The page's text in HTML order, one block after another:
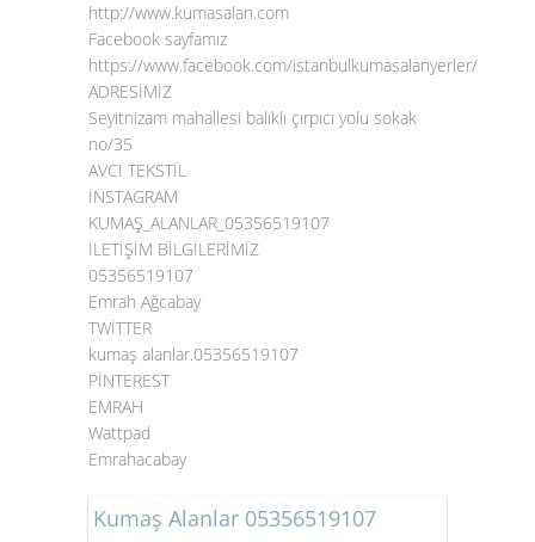
http://www.kumasalan.com
Facebook sayfamız
https://www.facebook.com/istanbulkumasalanyerler/
ADRESİMİZ
Seyitnizam mahallesi balıklı çırpıcı yolu sokak
no/35
AVCI TEKSTİL
İNSTAGRAM
KUMAŞ_ALANLAR_05356519107
İLETİŞİM BİLGİLERİMİZ
05356519107
Emrah Ağcabay
TWİTTER
kumaş alanlar.05356519107
PİNTEREST
EMRAH
Wattpad
Emrahacabay
Kumaş Alanlar 05356519107